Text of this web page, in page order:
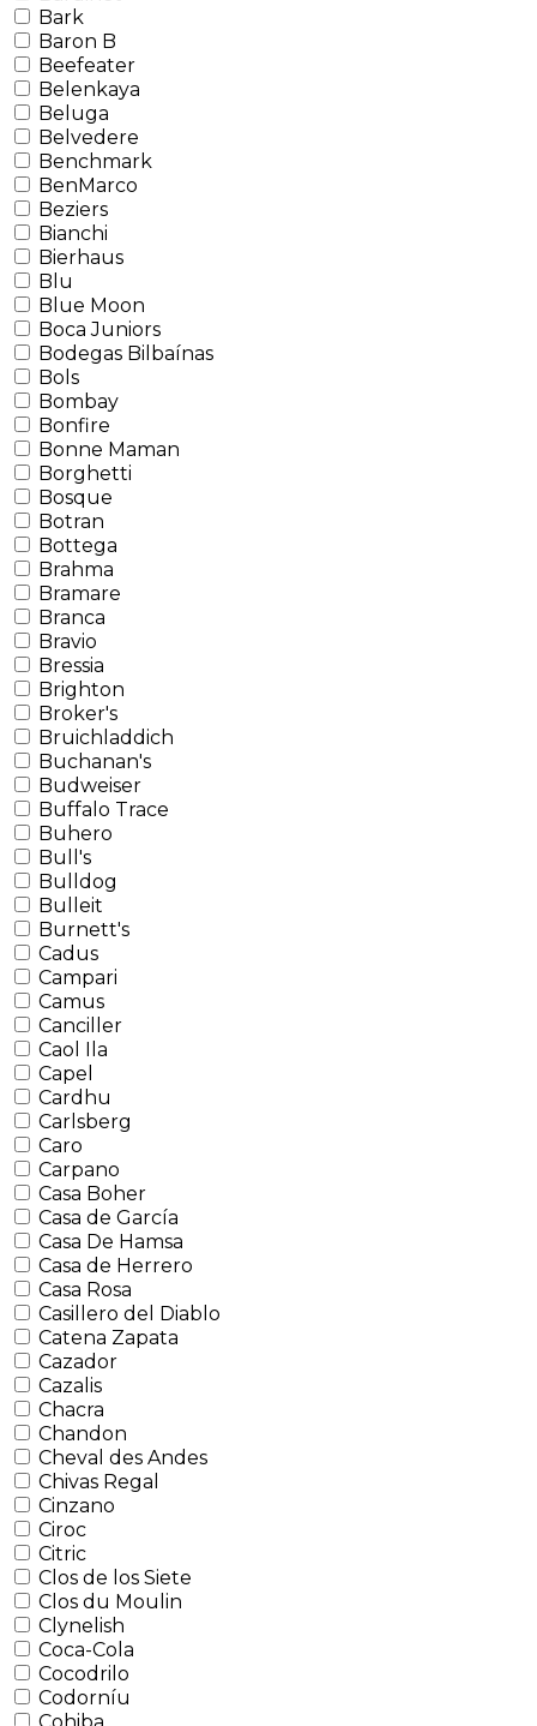
Bark
Baron B
Beefeater
Belenkaya
Beluga
Belvedere
Benchmark
BenMarco
Beziers
Bianchi
Bierhaus
Blu
Blue Moon
Boca Juniors
Bodegas Bilbaínas
Bols
Bombay
Bonfire
Bonne Maman
Borghetti
Bosque
Botran
Bottega
Brahma
Bramare
Branca
Bravio
Bressia
Brighton
Broker's
Bruichladdich
Buchanan's
Budweiser
Buffalo Trace
Buhero
Bull's
Bulldog
Bulleit
Burnett's
Cadus
Campari
Camus
Canciller
Caol Ila
Capel
Cardhu
Carlsberg
Caro
Carpano
Casa Boher
Casa de García
Casa De Hamsa
Casa de Herrero
Casa Rosa
Casillero del Diablo
Catena Zapata
Cazador
Cazalis
Chacra
Chandon
Cheval des Andes
Chivas Regal
Cinzano
Ciroc
Citric
Clos de los Siete
Clos du Moulin
Clynelish
Coca-Cola
Cocodrilo
Codorníu
Cohiba